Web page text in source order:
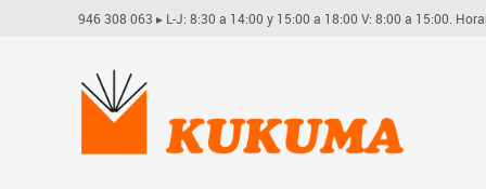
946 308 063 ▸ L-J: 8:30 a 14:00 y 15:00 a 18:00 V: 8:00 a 15:00.